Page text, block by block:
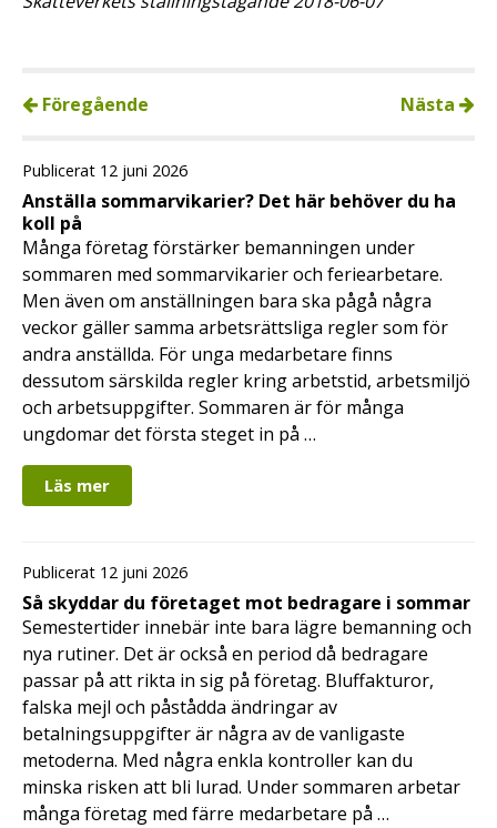
Föregående Nästa
Publicerat 12 juni 2026
Anställa sommarvikarier? Det här behöver du ha
koll på
Många företag förstärker bemanningen under
sommaren med sommarvikarier och feriearbetare.
Men även om anställningen bara ska pågå några
veckor gäller samma arbetsrättsliga regler som för
andra anställda. För unga medarbetare finns
dessutom särskilda regler kring arbetstid, arbetsmiljö
och arbetsuppgifter. Sommaren är för många
ungdomar det första steget in på …
Läs mer
Publicerat 12 juni 2026
Så skyddar du företaget mot bedragare i sommar
Semestertider innebär inte bara lägre bemanning och
nya rutiner. Det är också en period då bedragare
passar på att rikta in sig på företag. Bluffakturor,
falska mejl och påstådda ändringar av
betalningsuppgifter är några av de vanligaste
metoderna. Med några enkla kontroller kan du
minska risken att bli lurad. Under sommaren arbetar
många företag med färre medarbetare på …